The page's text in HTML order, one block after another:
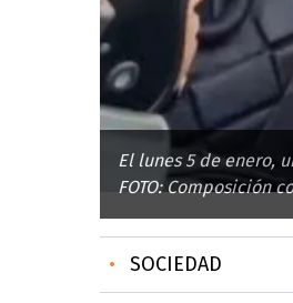
El lunes 5 de enero,
FOTO: Composición
• SOCIEDAD